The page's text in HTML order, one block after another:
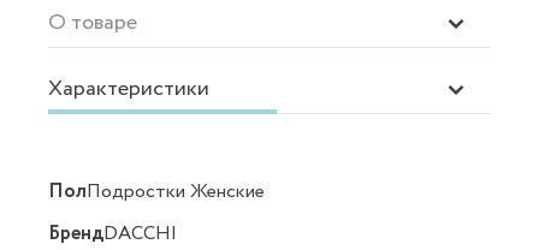
О товаре
Характеристики
ПолПодростки Женские
БрендDACCHI